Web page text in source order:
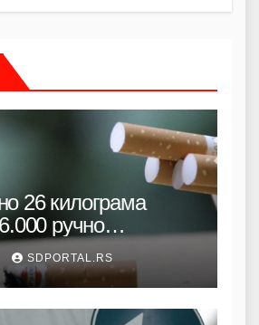
26 килограма
ручно
цигарета код
SDPORTAL.RS